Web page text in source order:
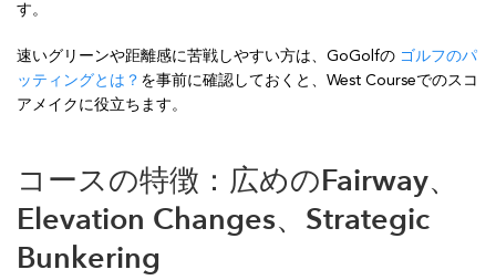
す。
速いグリーンや距離感に苦戦しやすい方は、GoGolfの ゴルフのパ
ッティングとは？ を事前に確認しておくと、West Courseでのスコ
アメイクに役立ちます。
コースの特徴：広めのFairway、
Elevation Changes、Strategic
Bunkering